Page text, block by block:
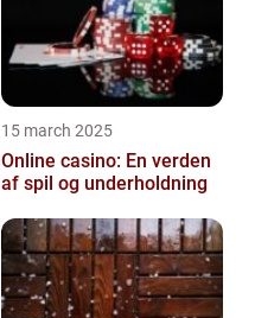
15 march 2025
Online casino: En verden
af spil og underholdning